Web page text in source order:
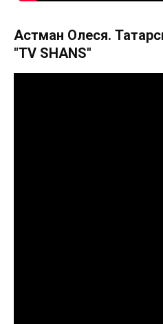
Астман Олеся.
"TV SHANS"